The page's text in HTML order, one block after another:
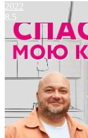
2022
8.5